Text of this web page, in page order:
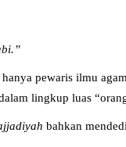
pewaris ilmu
lingkup luas
bahkan